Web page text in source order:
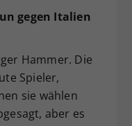
gegen Italien
Hammer. Die
Spieler,
sie wählen
aber es